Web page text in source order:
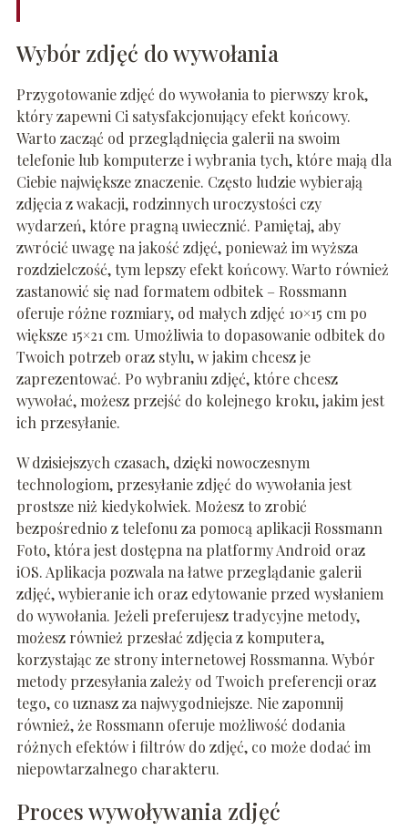
Wybór zdjęć do wywołania
Przygotowanie zdjęć do wywołania to pierwszy krok,
który zapewni Ci satysfakcjonujący efekt końcowy.
Warto zacząć od przeglądnięcia galerii na swoim
telefonie lub komputerze i wybrania tych, które mają dla
Ciebie największe znaczenie. Często ludzie wybierają
zdjęcia z wakacji, rodzinnych uroczystości czy
wydarzeń, które pragną uwiecznić. Pamiętaj, aby
zwrócić uwagę na jakość zdjęć, ponieważ im wyższa
rozdzielczość, tym lepszy efekt końcowy. Warto również
zastanowić się nad formatem odbitek – Rossmann
oferuje różne rozmiary, od małych zdjęć 10×15 cm po
większe 15×21 cm. Umożliwia to dopasowanie odbitek do
Twoich potrzeb oraz stylu, w jakim chcesz je
zaprezentować. Po wybraniu zdjęć, które chcesz
wywołać, możesz przejść do kolejnego kroku, jakim jest
ich przesyłanie.
W dzisiejszych czasach, dzięki nowoczesnym
technologiom, przesyłanie zdjęć do wywołania jest
prostsze niż kiedykolwiek. Możesz to zrobić
bezpośrednio z telefonu za pomocą aplikacji Rossmann
Foto, która jest dostępna na platformy Android oraz
iOS. Aplikacja pozwala na łatwe przeglądanie galerii
zdjęć, wybieranie ich oraz edytowanie przed wysłaniem
do wywołania. Jeżeli preferujesz tradycyjne metody,
możesz również przesłać zdjęcia z komputera,
korzystając ze strony internetowej Rossmanna. Wybór
metody przesyłania zależy od Twoich preferencji oraz
tego, co uznasz za najwygodniejsze. Nie zapomnij
również, że Rossmann oferuje możliwość dodania
różnych efektów i filtrów do zdjęć, co może dodać im
niepowtarzalnego charakteru.
Proces wywoływania zdjęć